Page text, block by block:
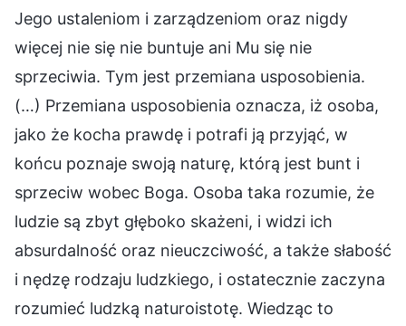
Jego ustaleniom i zarządzeniom oraz nigdy
więcej nie się nie buntuje ani Mu się nie
sprzeciwia. Tym jest przemiana usposobienia.
(…) Przemiana usposobienia oznacza, iż osoba,
jako że kocha prawdę i potrafi ją przyjąć, w
końcu poznaje swoją naturę, którą jest bunt i
sprzeciw wobec Boga. Osoba taka rozumie, że
ludzie są zbyt głęboko skażeni, i widzi ich
absurdalność oraz nieuczciwość, a także słabość
i nędzę rodzaju ludzkiego, i ostatecznie zaczyna
rozumieć ludzką naturoistotę. Wiedząc to